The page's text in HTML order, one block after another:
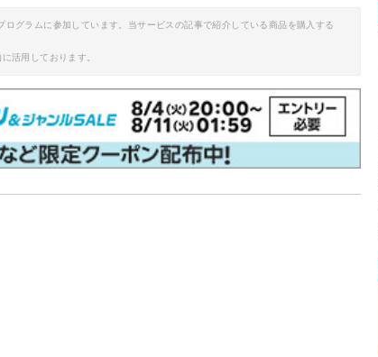
グラムに参加しています。当サービスの記事で紹介している商品を購入する
活用しております。